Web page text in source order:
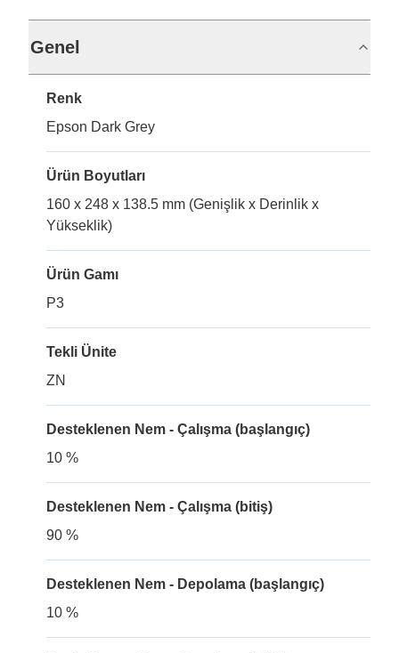
Genel
Renk
Epson Dark Grey
Ürün Boyutları
160 x 248 x 138.5 mm (Genişlik x Derinlik x
Yükseklik)
Ürün Gamı
P3
Tekli Ünite
ZN
Desteklenen Nem - Çalışma (başlangıç)
10 %
Desteklenen Nem - Çalışma (bitiş)
90 %
Desteklenen Nem - Depolama (başlangıç)
10 %